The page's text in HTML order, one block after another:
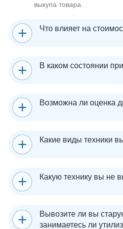
выкупа товара.
Что влияет на
В каком состоянии
Возможна ли оценка
Какие виды техники
Какую технику вы не
Вывозите ли вы
занимаетесь ли